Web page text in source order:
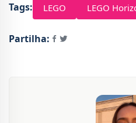
Tags: LEGO LEGO
Partilha: